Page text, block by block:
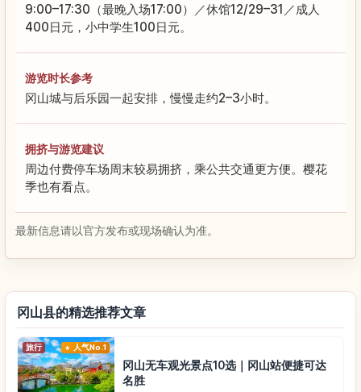
9:00–17:30（最晚入场17:00）／休馆12/29–31／成人
400日元，小中学生100日元。
游览时长参考
冈山城与后乐园一起安排，慢慢走约2–3小时。
拥挤与游览建议
周边付费停车场周末较易拥挤，乘公共交通更方便。樱花
季也有看点。
最新信息请以官方发布或现场确认为准。
冈山县的精选推荐文章
旅行 人气No.1
冈山无车观光景点10选｜冈山站便捷可达
名胜